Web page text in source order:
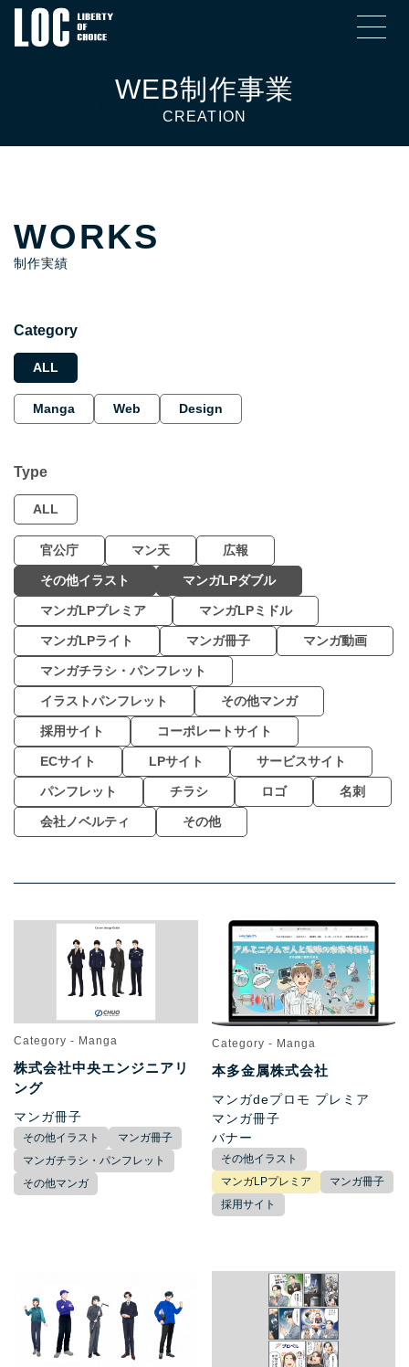
SEARCH RESULTS FOR
WORKS
制作実績
Category
ALL
Manga Web Design
Type
ALL
官公庁 マン天 広報
その他イラスト マンガLPダブル
マンガLPプレミア マンガLPミドル
マンガLPライト マンガ冊子 マンガ動画
マンガチラシ・パンフレット
イラストパンフレット その他マンガ
採用サイト コーポレートサイト
ECサイト LPサイト サービスサイト
パンフレット チラシ ロゴ 名刺
会社ノベルティ その他
Category - Manga
株式会社中央エンジニアリ
ング
マンガ冊子
その他イラスト
マンガ冊子
マンガチラシ・パンフレット
その他マンガ
Category - Manga
本多金属株式会社
マンガdeプロモ プレミア
マンガ冊子
バナー
その他イラスト
マンガLPプレミア
マンガ冊子
採用サイト